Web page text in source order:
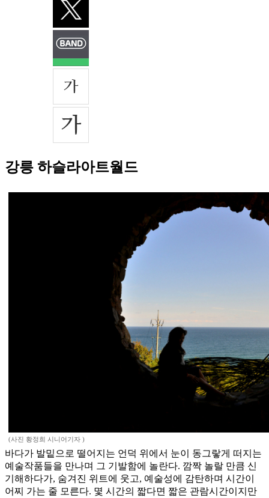
강릉 하슬라아트월드
(사진 황정희 시니어기자 )
바다가 발밑으로 떨어지는 언덕 위에서 눈이 동그랗게 떠지는
예술작품들을 만나며 그 기발함에 놀란다. 깜짝 놀랄 만큼 신
기해하다가, 숨겨진 위트에 웃고, 예술성에 감탄하며 시간이
어찌 가는 줄 모른다. 몇 시간의 짧다면 짧은 관람시간이지만